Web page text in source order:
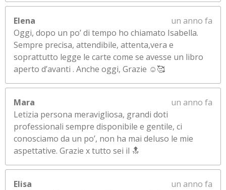
Elena
un anno fa
Oggi, dopo un po’ di tempo ho chiamato Isabella.
Sempre precisa, attendibile, attenta,vera e
soprattutto legge le carte come se avesse un libro
aperto d’avanti . Anche oggi, Grazie ☺️🥰
Mara
un anno fa
Letizia persona meravigliosa, grandi doti
professionali sempre disponibile e gentile, ci
conosciamo da un po’, non ha mai deluso le mie
aspettative. Grazie x tutto sei il 🔝
Elisa
un anno fa